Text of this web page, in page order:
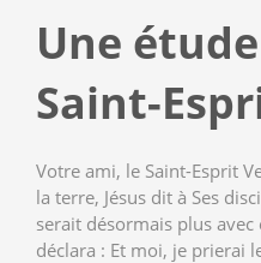
contentUne
Saint-
Votre ami, le Saint-Esprit
la terre, Jésus dit à Ses
serait désormais plus
déclara : Et moi, je prierai